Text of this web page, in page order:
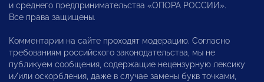
и среднего предпринимательства «ОПОРА РОССИИ».
Все права защищены.
Комментарии на сайте проходят модерацию. Согласно
требованиям российского законодательства, мы не
публикуем сообщения, содержащие нецензурную лексику
и/или оскорбления, даже в случае замены букв точками,